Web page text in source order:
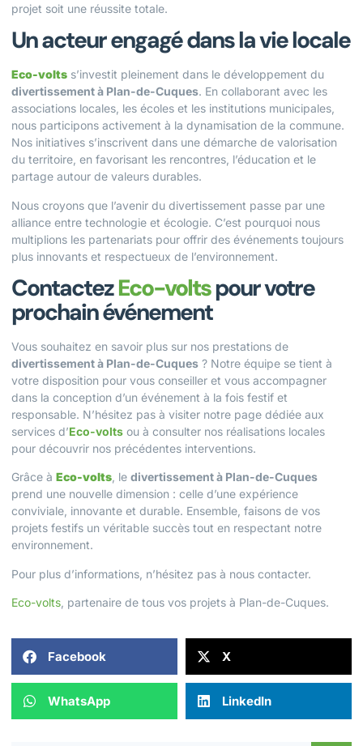
projet soit une réussite totale.
Un acteur engagé dans la vie locale
Eco-volts s’investit pleinement dans le développement du
divertissement à Plan-de-Cuques. En collaborant avec les
associations locales, les écoles et les institutions municipales,
nous participons activement à la dynamisation de la commune.
Nos initiatives s’inscrivent dans une démarche de valorisation
du territoire, en favorisant les rencontres, l’éducation et le
partage autour de valeurs durables.
Nous croyons que l’avenir du divertissement passe par une
alliance entre technologie et écologie. C’est pourquoi nous
multiplions les partenariats pour offrir des événements toujours
plus innovants et respectueux de l’environnement.
ContactezEco-voltspour votre
prochain événement
Vous souhaitez en savoir plus sur nos prestations de
divertissement à Plan-de-Cuques ? Notre équipe se tient à
votre disposition pour vous conseiller et vous accompagner
dans la conception d’un événement à la fois festif et
responsable. N’hésitez pas à visiter notre page dédiée aux
services d’Eco-volts ou à consulter nos réalisations locales
pour découvrir nos précédentes interventions.
Grâce à Eco-volts , le divertissement à Plan-de-Cuques
prend une nouvelle dimension : celle d’une expérience
conviviale, innovante et durable. Ensemble, faisons de vos
projets festifs un véritable succès tout en respectant notre
environnement.
Pour plus d’informations, n’hésitez pas à nous contacter.
Eco-volts , partenaire de tous vos projets à Plan-de-Cuques.
Facebook X
WhatsApp LinkedIn